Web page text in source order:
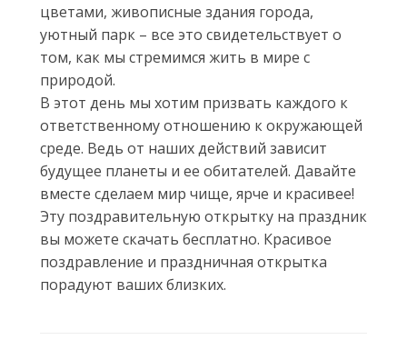
цветами, живописные здания города,
уютный парк – все это свидетельствует о
том, как мы стремимся жить в мире с
природой.
В этот день мы хотим призвать каждого к
ответственному отношению к окружающей
среде. Ведь от наших действий зависит
будущее планеты и ее обитателей. Давайте
вместе сделаем мир чище, ярче и красивее!
Эту поздравительную открытку на праздник
вы можете скачать бесплатно. Красивое
поздравление и праздничная открытка
порадуют ваших близких.